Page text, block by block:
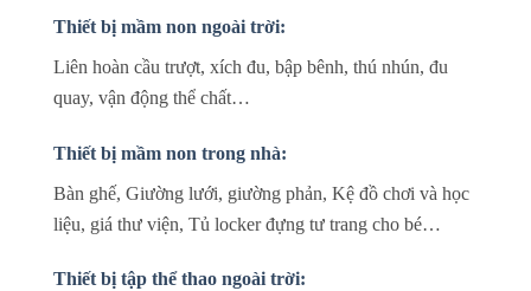
Thiết bị mầm non ngoài trời:
Liên hoàn cầu trượt, xích đu, bập bênh, thú nhún, đu
quay, vận động thể chất…
Thiết bị mầm non trong nhà:
Bàn ghế, Giường lưới, giường phản, Kệ đồ chơi và học
liệu, giá thư viện, Tủ locker đựng tư trang cho bé…
Thiết bị tập thể thao ngoài trời: